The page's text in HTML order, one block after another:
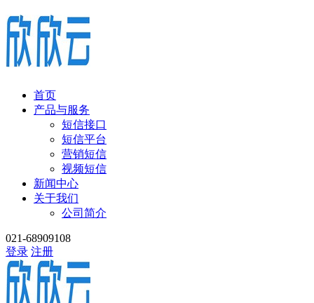
首页
产品与服务
短信接口
短信平台
营销短信
视频短信
新闻中心
关于我们
公司简介
021-68909108
登录 注册